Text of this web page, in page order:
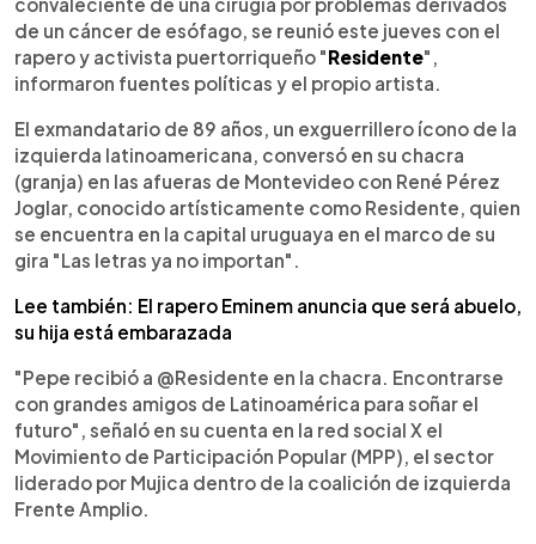
de un cáncer de esófago, se reunió este jueves con el
rapero y activista puertorriqueño "Residente",
informaron fuentes políticas y el propio artista.
El exmandatario de 89 años, un exguerrillero ícono de la
izquierda latinoamericana, conversó en su chacra
(granja) en las afueras de Montevideo con René Pérez
Joglar, conocido artísticamente como Residente, quien
se encuentra en la capital uruguaya en el marco de su
gira "Las letras ya no importan".
Lee también: El rapero Eminem anuncia que será abuelo,
su hija está embarazada
"Pepe recibió a @Residente en la chacra. Encontrarse
con grandes amigos de Latinoamérica para soñar el
futuro", señaló en su cuenta en la red social X el
Movimiento de Participación Popular (MPP), el sector
liderado por Mujica dentro de la coalición de izquierda
Frente Amplio.